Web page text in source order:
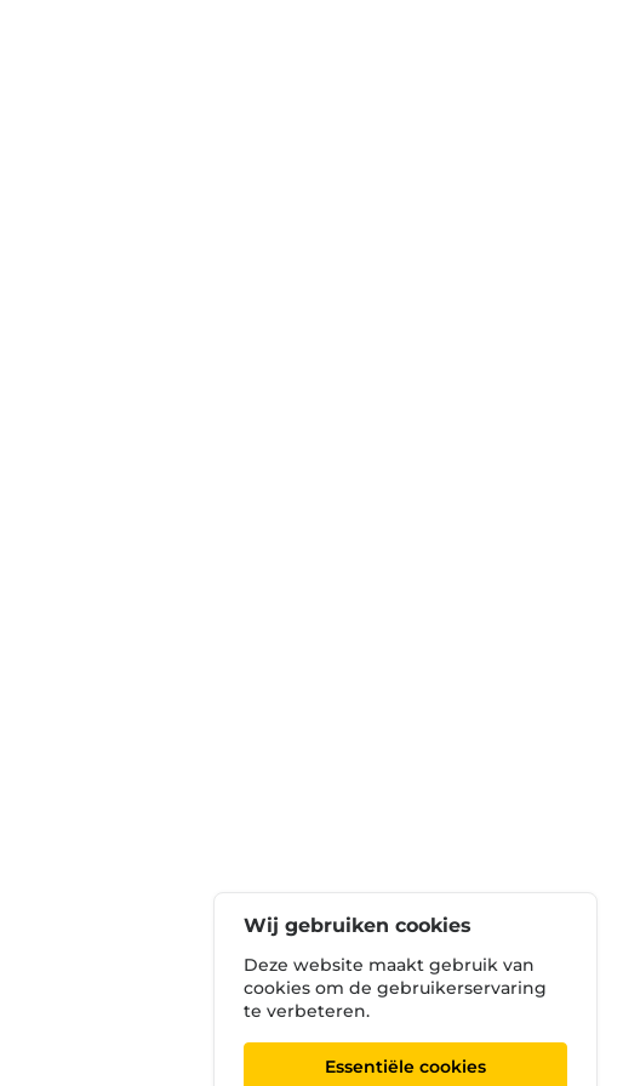
Wij gebruiken cookies
Deze website maakt gebruik van
cookies om de gebruikerservaring
te verbeteren.
Essentiële cookies